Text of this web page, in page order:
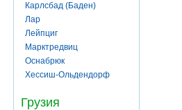
Карлсбад (Баден)
Лар
Лейпциг
Марктредвиц
Оснабрюк
Хессиш-Ольдендорф
Грузия